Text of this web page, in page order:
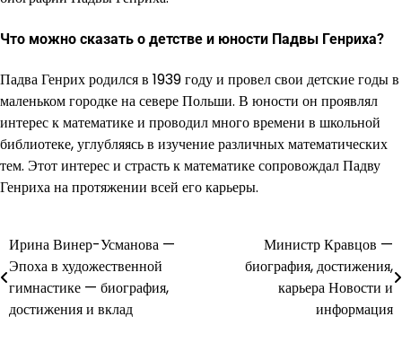
Что можно сказать о детстве и юности Падвы Генриха?
Падва Генрих родился в 1939 году и провел свои детские годы в
маленьком городке на севере Польши. В юности он проявлял
интерес к математике и проводил много времени в школьной
библиотеке, углубляясь в изучение различных математических
тем. Этот интерес и страсть к математике сопровождал Падву
Генриха на протяжении всей его карьеры.
Навигация
по
записям
Ирина Винер-Усманова —
Эпоха в художественной
гимнастике — биография,
достижения и вклад
Министр Кравцов —
биография, достижения,
карьера Новости и
информация